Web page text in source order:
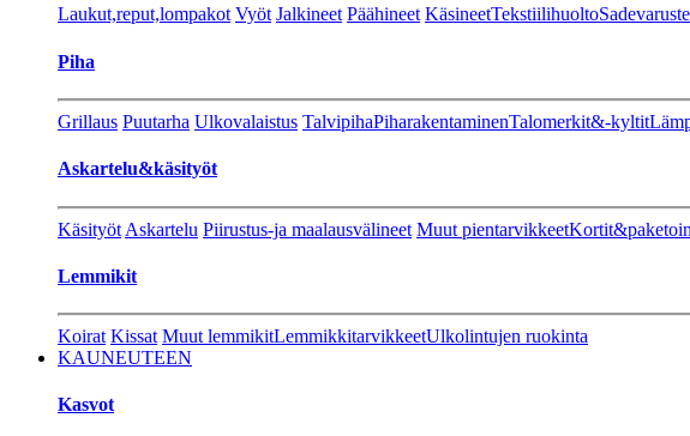
Laukut,reput,lompakot Vyöt Jalkineet Päähineet KäsineetTekstiilihuolto
Piha
Grillaus Puutarha Ulkovalaistus TalvipihaPiharakentaminenTalomerkit&-kyltit
Askartelu&käsityöt
Käsityöt Askartelu Piirustus-ja maalausvälineet Muut pientarvikkeet
Lemmikit
Koirat Kissat Muut lemmikitLemmikkitarvikkeetUlkolintujen ruokinta
KAUNEUTEEN
Kasvot